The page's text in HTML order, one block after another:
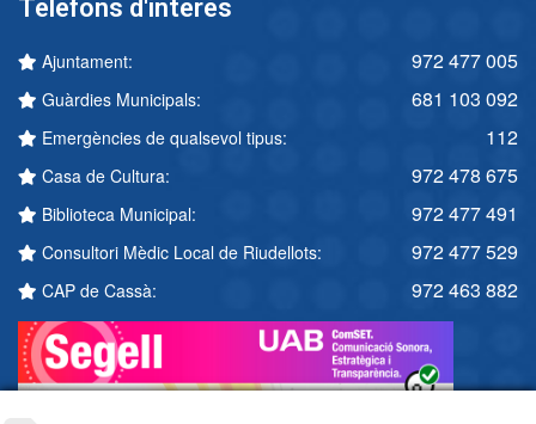
Telèfons d'interès
Ajuntament: 972 477 005
Guàrdies Municipals: 681 103 092
Emergències de qualsevol tipus: 112
Casa de Cultura: 972 478 675
Biblioteca Municipal: 972 477 491
Consultori Mèdic Local de Riudellots: 972 477 529
CAP de Cassà: 972 463 882